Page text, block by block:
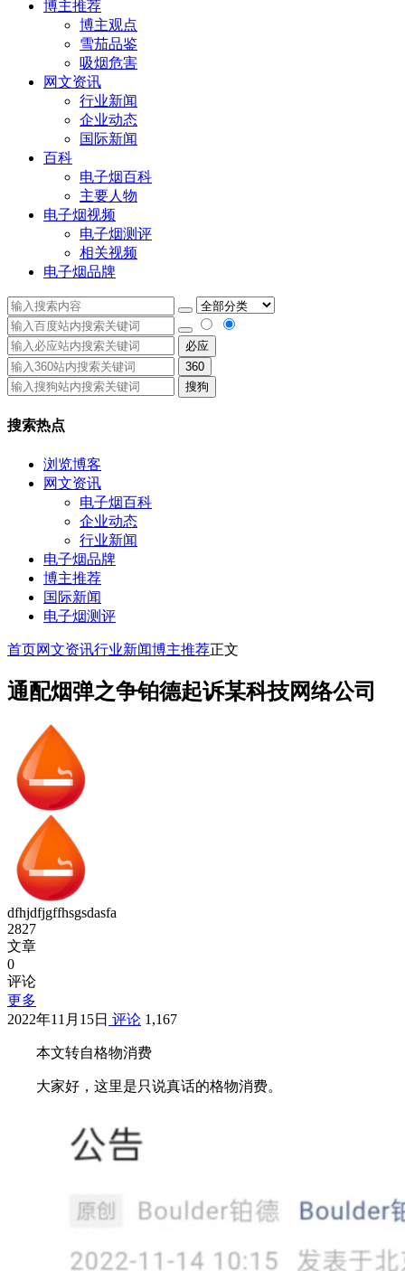
博主推荐
博主观点
雪茄品鉴
吸烟危害
网文资讯
行业新闻
企业动态
国际新闻
百科
电子烟百科
主要人物
电子烟视频
电子烟测评
相关视频
电子烟品牌
必应
360
搜狗
搜索热点
浏览博客
网文资讯
电子烟百科
企业动态
行业新闻
电子烟品牌
博主推荐
国际新闻
电子烟测评
首页网文资讯行业新闻博主推荐正文
通配烟弹之争铂德起诉某科技网络公司
dfhjdfjgffhsgsdasfa
2827
文章
0
评论
更多
2022年11月15日 评论 1,167
本文转自格物消费
大家好，这里是只说真话的格物消费。